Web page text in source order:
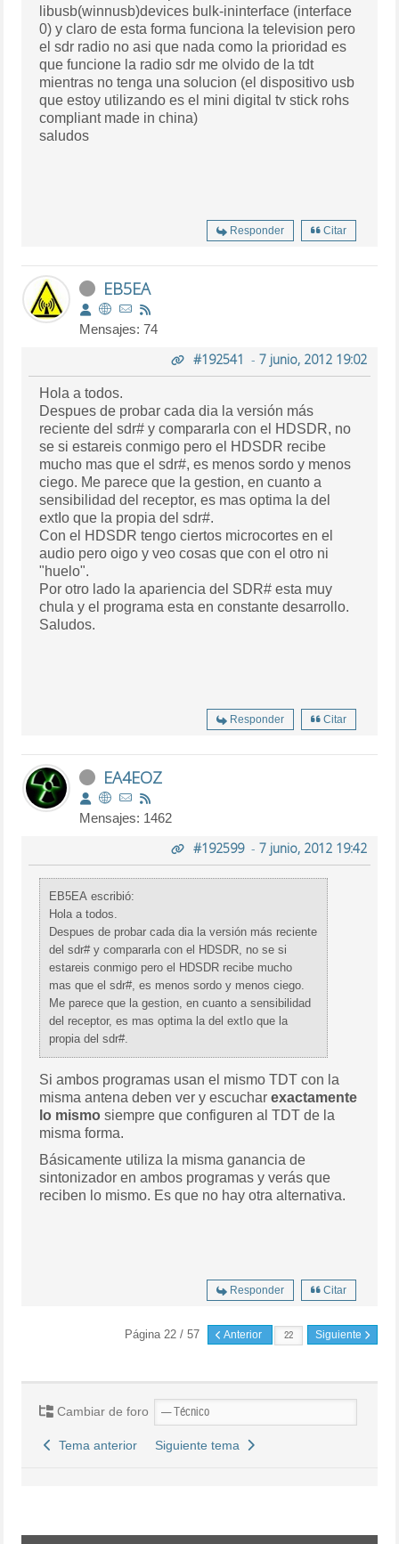
libusb(winnusb)devices bulk-ininterface (interface
0) y claro de esta forma funciona la television pero
el sdr radio no asi que nada como la prioridad es
que funcione la radio sdr me olvido de la tdt
mientras no tenga una solucion (el dispositivo usb
que estoy utilizando es el mini digital tv stick rohs
compliant made in china)
saludos
Responder Citar
EB5EA
Mensajes: 74
#192541 - 7 junio, 2012 19:02
Hola a todos.
Despues de probar cada dia la versión más
reciente del sdr# y compararla con el HDSDR, no
se si estareis conmigo pero el HDSDR recibe
mucho mas que el sdr#, es menos sordo y menos
ciego. Me parece que la gestion, en cuanto a
sensibilidad del receptor, es mas optima la del
extIo que la propia del sdr#.
Con el HDSDR tengo ciertos microcortes en el
audio pero oigo y veo cosas que con el otro ni
"huelo".
Por otro lado la apariencia del SDR# esta muy
chula y el programa esta en constante desarrollo.
Saludos.
Responder Citar
EA4EOZ
Mensajes: 1462
#192599- 7 junio, 2012 19:42
EB5EA escribió:
Hola a todos.
Despues de probar cada dia la versión más reciente
del sdr# y compararla con el HDSDR, no se si
estareis conmigo pero el HDSDR recibe mucho
mas que el sdr#, es menos sordo y menos ciego.
Me parece que la gestion, en cuanto a sensibilidad
del receptor, es mas optima la del extIo que la
propia del sdr#.
Si ambos programas usan el mismo TDT con la
misma antena deben ver y escucharexactamente
lo mismo siempre que configuren al TDT de la
misma forma.
Básicamente utiliza la misma ganancia de
sintonizador en ambos programas y verás que
reciben lo mismo. Es que no hay otra alternativa.
Responder Citar
Página 22 / 57 Anterior Siguiente
Cambiar de foro
Tema anterior Siguiente tema